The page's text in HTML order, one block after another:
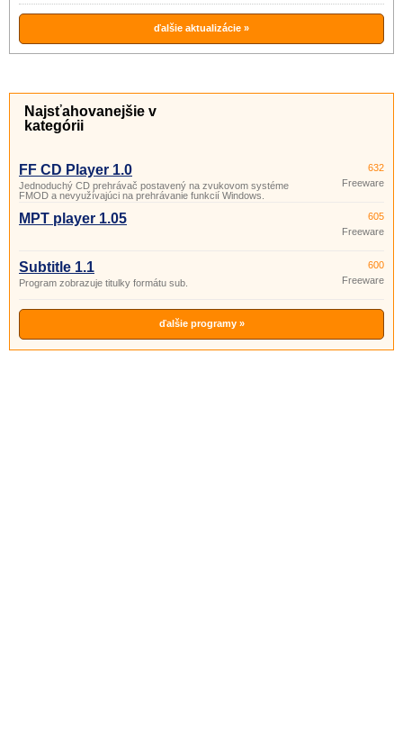
ďalšie aktualizácie »
Najsťahovanejšie v
kategórii
FF CD Player 1.0
Jednoduchý CD prehrávač postavený na zvukovom systéme
FMOD a nevyužívajúci na prehrávanie funkcií Windows.
632
Freeware
MPT player 1.05
605
Freeware
Subtitle 1.1
Program zobrazuje titulky formátu sub.
600
Freeware
ďalšie programy »